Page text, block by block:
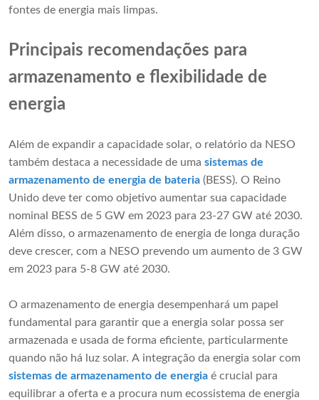
fontes de energia mais limpas.
Principais recomendações para
armazenamento e flexibilidade de
energia
Além de expandir a capacidade solar, o relatório da NESO
também destaca a necessidade de uma sistemas de
armazenamento de energia de bateria (BESS). O Reino
Unido deve ter como objetivo aumentar sua capacidade
nominal BESS de 5 GW em 2023 para 23-27 GW até 2030.
Além disso, o armazenamento de energia de longa duração
deve crescer, com a NESO prevendo um aumento de 3 GW
em 2023 para 5-8 GW até 2030.
O armazenamento de energia desempenhará um papel
fundamental para garantir que a energia solar possa ser
armazenada e usada de forma eficiente, particularmente
quando não há luz solar. A integração da energia solar com
sistemas de armazenamento de energia é crucial para
equilibrar a oferta e a procura num ecossistema de energia